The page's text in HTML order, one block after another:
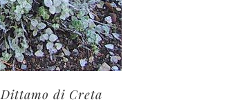
Dittamo di Creta